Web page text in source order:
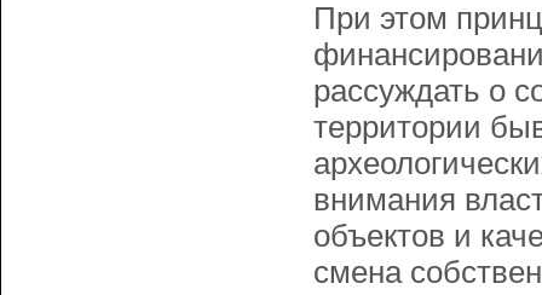
При этом
рассуждать о
территории
внимания
объектов и
смена